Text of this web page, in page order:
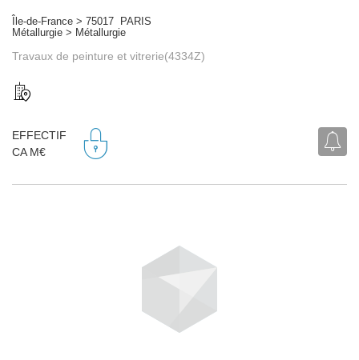
Île-de-France > 75017 PARIS
Métallurgie > Métallurgie
Travaux de peinture et vitrerie(4334Z)
EFFECTIF
CA M€